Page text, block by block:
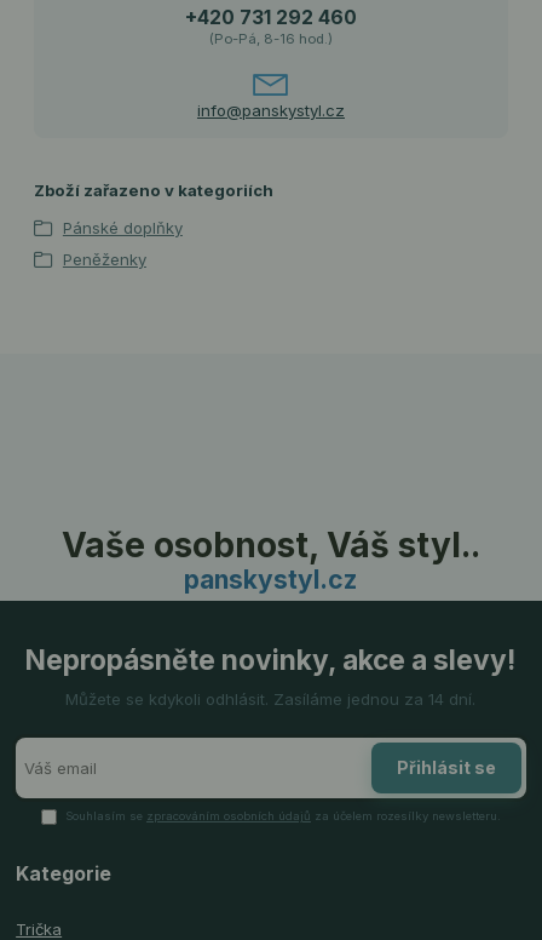
+420 731 292 460
(Po-Pá, 8-16 hod.)
info@panskystyl.cz
Zboží zařazeno v kategoriích
Pánské doplňky
Peněženky
Vaše osobnost, Váš styl..
panskystyl.cz
Nepropásněte novinky, akce a slevy!
Můžete se kdykoli odhlásit. Zasíláme jednou za 14 dní.
Přihlásit se
Souhlasím se zpracováním osobních údajů za účelem rozesílky newsletteru.
Kategorie
Trička